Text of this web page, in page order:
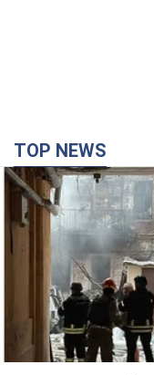
TOP NEWS